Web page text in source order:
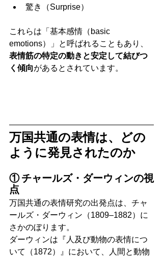
驚き（Surprise）
これらは「基本感情（basic
emotions）」と呼ばれることもあり、
表情筋の特定の動きと安定して結びつ
く傾向があるとされています。
万国共通の表情は、どの
ように発見されたのか
① チャールズ・ダーウィンの視
点
万国共通の表情研究の出発点は、チャ
ールズ・ダーウィン（1809–1882）に
さかのぼります。
ダーウィンは『人及び動物の表情につ
いて（1872）』において、人間と動物